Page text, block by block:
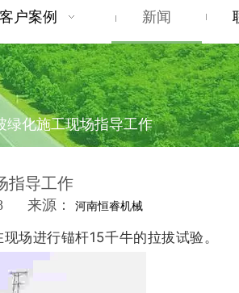
户案例 新闻
绿化施工现场指导工作
指导工作
来源： 河南恒睿机械
场进行锚杆15千牛的拉拔试验。